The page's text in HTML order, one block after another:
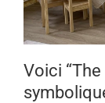
Voici “The